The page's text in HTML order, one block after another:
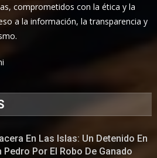
comprometidos con la ética y la
a la información, la transparencia y
En Las Islas: Un Detenido En
Pedro Por El Robo De Ganado